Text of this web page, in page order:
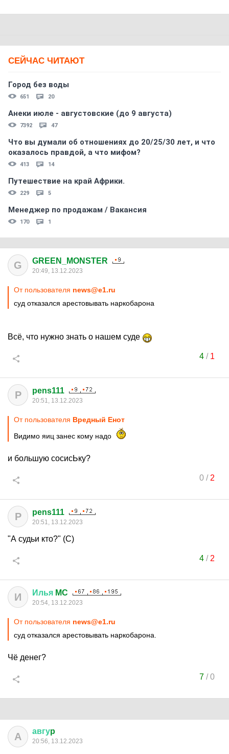
СЕЙЧАС ЧИТАЮТ
Город без воды
651 20
Анеки июле - августовские (до 9 августа)
7392 47
Что вы думали об отношениях до 20/25/30 лет, и что
оказалось правдой, а что мифом?
413 14
Путешествие на край Африки.
229 5
Менеджер по продажам / Вакансия
170 1
G GREEN_MONSTER
20:49, 13.12.2023
От пользователя news@e1.ru
суд отказался арестовывать наркобарона
Всë, что нужно знать о нашем суде
4/ 1
P pens111
20:51, 13.12.2023
От пользователя Вредный Енот
Видимо яиц занес кому надо
и большую сосисЬку?
0/ 2
P pens111
20:51, 13.12.2023
"А судьи кто?" (С)
4/ 2
И Илья MC
20:54, 13.12.2023
От пользователя news@e1.ru
суд отказался арестовывать наркобарона.
Чё денег?
7/0
А авгуp
20:56, 13.12.2023